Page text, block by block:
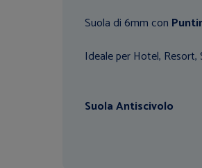
Suola di 6mm con
Ideale per Hotel, Resort,
Suola Antiscivolo